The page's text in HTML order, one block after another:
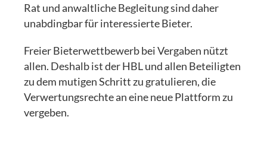
Rat und anwaltliche Begleitung sind daher
unabdingbar für interessierte Bieter.
Freier Bieterwettbewerb bei Vergaben nützt
allen. Deshalb ist der HBL und allen Beteiligten
zu dem mutigen Schritt zu gratulieren, die
Verwertungsrechte an eine neue Plattform zu
vergeben.